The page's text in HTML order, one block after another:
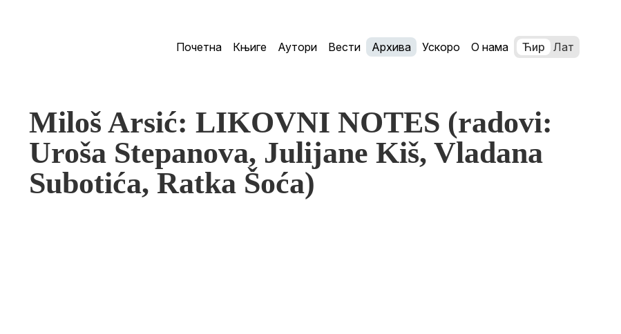
Почетна Књиге Аутори Вести Архива Ускоро О нама Ћир Лат
Miloš Arsić: LIKOVNI NOTES (radovi:
Uroša Stepanova, Julijane Kiš, Vladana
Subotića, Ratka Šoća)